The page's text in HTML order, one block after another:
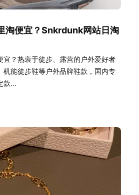
淘便宜？Snkrdunk网站日淘
宜？热衷于徒步、露营的户外爱好者
机能徒步鞋等户外品牌鞋款，国内专
款...